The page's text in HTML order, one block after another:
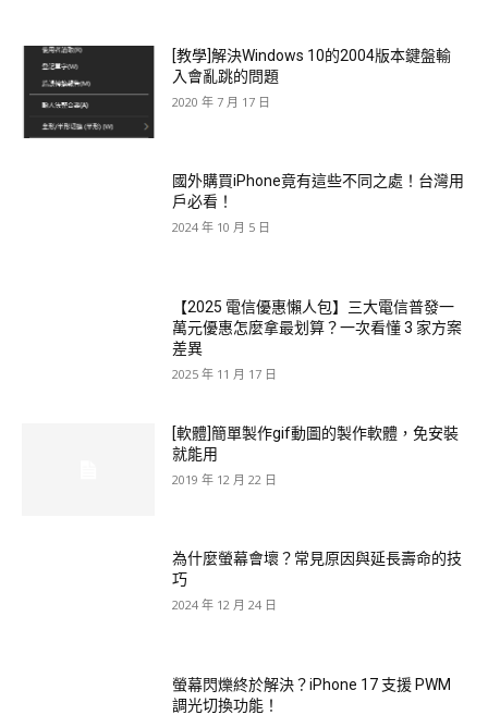
[教學]解決Windows 10的2004版本鍵盤輸
入會亂跳的問題
2020 年 7 月 17 日
國外購買iPhone竟有這些不同之處！台灣用
戶必看！
2024 年 10 月 5 日
【2025 電信優惠懶人包】三大電信普發一
萬元優惠怎麼拿最划算？一次看懂 3 家方案
差異
2025 年 11 月 17 日
[軟體]簡單製作gif動圖的製作軟體，免安裝
就能用
2019 年 12 月 22 日
為什麼螢幕會壞？常見原因與延長壽命的技
巧
2024 年 12 月 24 日
螢幕閃爍終於解決？iPhone 17 支援 PWM
調光切換功能！